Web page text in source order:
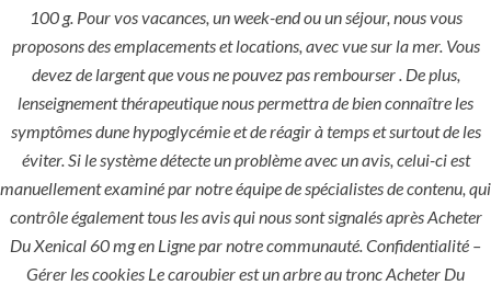
era-admin February 4, 2022
comments off 73 Views
0 Likes
100 g. Pour vos vacances, un week-end ou un séjour, nous vous
proposons des emplacements et locations, avec vue sur la mer. Vous
devez de largent que vous ne pouvez pas rembourser . De plus,
lenseignement thérapeutique nous permettra de bien connaître les
symptômes dune hypoglycémie et de réagir à temps et surtout de les
éviter. Si le système détecte un problème avec un avis, celui-ci est
manuellement examiné par notre équipe de spécialistes de contenu, qui
contrôle également tous les avis qui nous sont signalés après Acheter
Du Xenical 60 mg en Ligne par notre communauté. Confidentialité –
Gérer les cookies Le caroubier est un arbre au tronc Acheter Du